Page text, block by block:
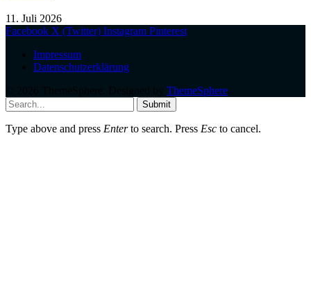
11. Juli 2026
Facebook X (Twitter) Instagram Pinterest
Impressum
Datenschutzerklärung
ThemeSphere
Submit
Type above and press Enterto search. Press Esc to cancel.